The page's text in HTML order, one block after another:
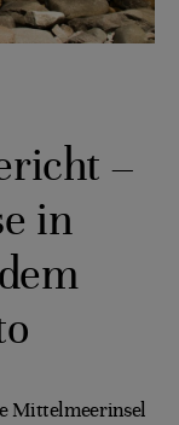
–
in
Mittelmeerinsel